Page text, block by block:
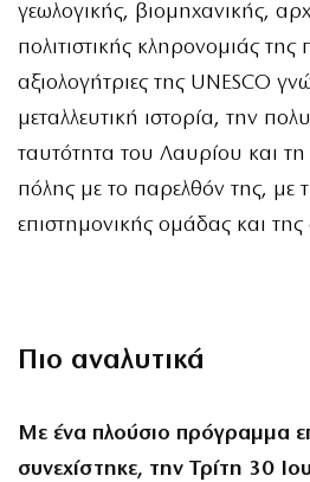
γεωλογικής, βιομηχανικής,
πολιτιστικής κληρονομιάς της
αξιολογήτριες της UNESCO
μεταλλευτική ιστορία, την
ταυτότητα του Λαυρίου και
πόλης με το παρελθόν της, με
επιστημονικής ομάδας και
Πιο αναλυτικά
Με ένα πλούσιο πρόγραμμα
συνεχίστηκε, την Τρίτη 30